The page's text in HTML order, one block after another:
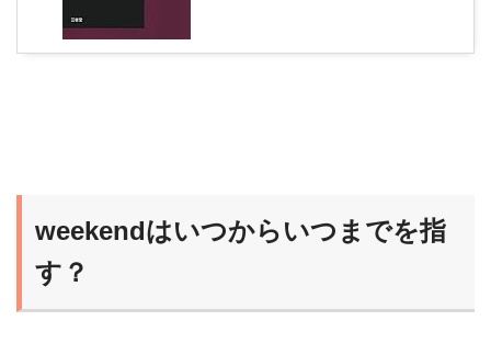
weekendはいつからいつまでを指
す？